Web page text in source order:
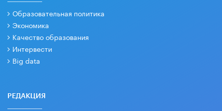
Образовательная политика
Экономика
Качество образования
Интервести
Big data
РЕДАКЦИЯ